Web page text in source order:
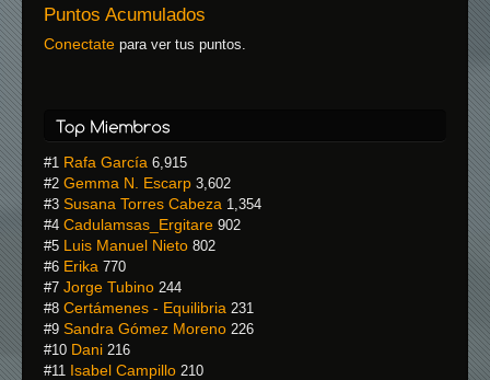
Puntos Acumulados
Conectate para ver tus puntos.
#1 Rafa García 6,915
#2 Gemma N. Escarp 3,602
#3 Susana Torres Cabeza 1,354
#4 Cadulamsas_Ergitare 902
#5 Luis Manuel Nieto 802
#6 Erika 770
#7 Jorge Tubino 244
#8 Certámenes - Equilibria 231
#9 Sandra Gómez Moreno 226
#10 Dani 216
#11 Isabel Campillo 210